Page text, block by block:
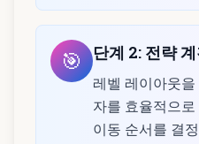
🎯 단계 2: 전략
레벨 레이아웃
자를 효율적으
이동 순서를 결